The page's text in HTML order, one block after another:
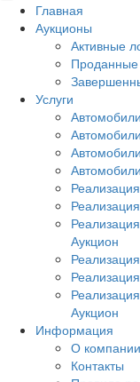
Главная
Аукционы
Активные
Услуги
Аукцион
Аукцион
Информация
О компании
Контакты